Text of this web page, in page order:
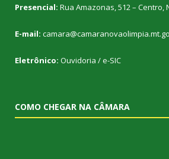
Presencial: Rua Amazonas, 512 – Centro,
E-mail:
Eletrônico: Ouvidoria /e-SIC
COMO CHEGAR NA CÂMARA